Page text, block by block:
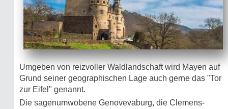
Umgeben von reizvoller Waldlandschaft wird Mayen auf
Grund seiner geographischen Lage auch gerne das "Tor
zur Eifel" genannt.
Die sagenumwobene Genovevaburg, die Clemens-